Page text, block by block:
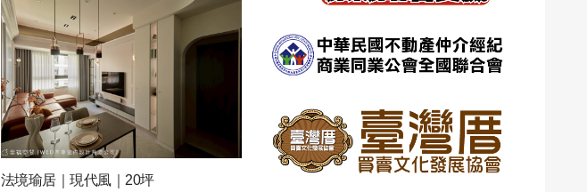
法境瑜居｜現代風｜20坪